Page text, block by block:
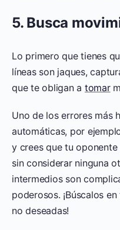
5. Busca
Lo primero que tienes
líneas son jaques,
que te obligan a tomar
Uno de los errores más
automáticas, por
y crees que tu
sin considerar ninguna
intermedios son
poderosos. ¡Búscalos
no deseadas!